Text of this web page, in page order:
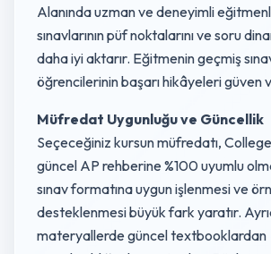
Alanında uzman ve deneyimli
sınavlarının püf noktalarını ve soru
daha iyi aktarır. Eğitmenin geçmiş
öğrencilerinin başarı hikâyeleri güven
Müfredat Uygunluğu ve Güncellik
Seçeceğiniz kursun müfredatı, College
güncel AP rehberine %100 uyumlu
sınav formatına uygun işlenmesi ve
desteklenmesi büyük fark yaratır.
materyallerde güncel textbooklardan